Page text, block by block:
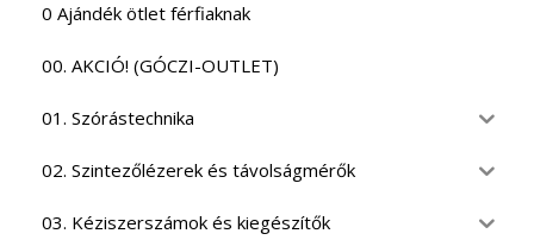
0 Ajándék ötlet férfiaknak
00. AKCIÓ! (GÓCZI-OUTLET)
01. Szórástechnika
02. Szintezőlézerek és távolságmérők
03. Kéziszerszámok és kiegészítők